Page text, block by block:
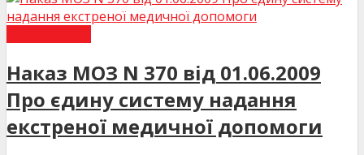
Наказ МОЗ N 370 від 01.06.2009
Про єдину систему надання
екстреної медичної допомоги